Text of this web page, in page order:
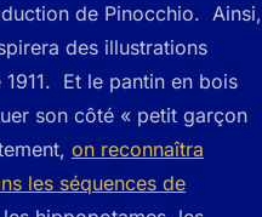
de Pinocchio. Ainsi,
des illustrations
1911. Et le pantin en bois
son côté « petit garçon
on reconnaîtra
les séquences de